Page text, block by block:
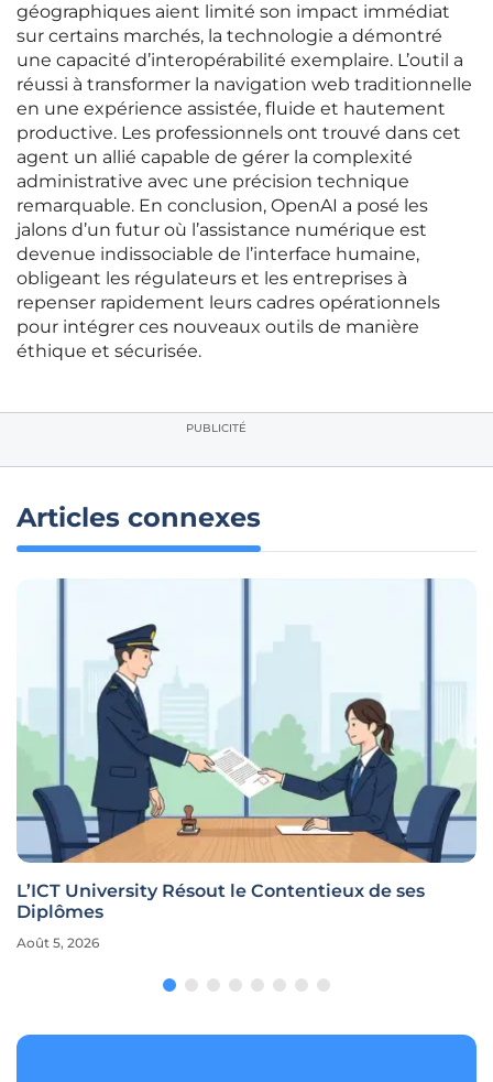
géographiques aient limité son impact immédiat
sur certains marchés, la technologie a démontré
une capacité d’interopérabilité exemplaire. L’outil a
réussi à transformer la navigation web traditionnelle
en une expérience assistée, fluide et hautement
productive. Les professionnels ont trouvé dans cet
agent un allié capable de gérer la complexité
administrative avec une précision technique
remarquable. En conclusion, OpenAI a posé les
jalons d’un futur où l’assistance numérique est
devenue indissociable de l’interface humaine,
obligeant les régulateurs et les entreprises à
repenser rapidement leurs cadres opérationnels
pour intégrer ces nouveaux outils de manière
éthique et sécurisée.
PUBLICITÉ
Articles connexes
L’ICT University Résout le Contentieux de ses
Diplômes
Août 5, 2026